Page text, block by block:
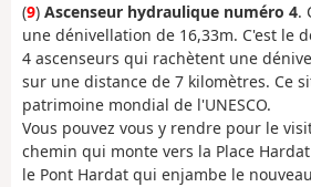
(9) Ascenseur hydraulique numéro 4.
une dénivellation de 16,33m. C'est le
4 ascenseurs qui rachètent une
sur une distance de 7 kilomètres. Ce
patrimoine mondial de l'UNESCO.
Vous pouvez vous y rendre pour le
chemin qui monte vers la Place
le Pont Hardat qui enjambe le